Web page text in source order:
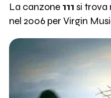
La canzone 111 si trova
nel 2006 per Virgin